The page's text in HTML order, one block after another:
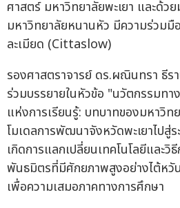
ศาสตร์ มหาวิทยาลัยพะเยา และด้ว
มหาวิทยาลัยหนานหัว มีความร่วม
ละเมียด (Cittaslow)
รองศาสตราจารย์ ดร.ผณินทรา ธีร
ร่วมบรรยายในหัวข้อ "นวัตกรรมท
แห่งการเรียนรู้: บทบาทของมหาวิท
โมเดลการพัฒนาจังหวัดพะเยาไปสู่
เกิดการแลกเปลี่ยนเทคโนโลยีและวิ
พันธมิตรที่มีศักยภาพสูงอย่างไต้หวั
เพื่อความเสมอภาคทางการศึกษา